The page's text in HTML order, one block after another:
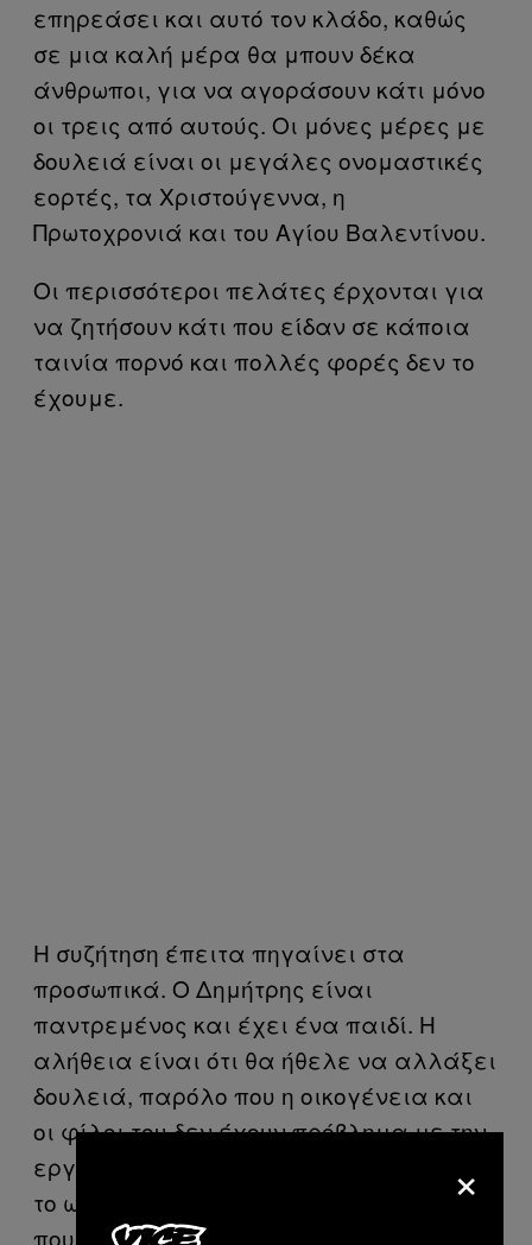
επηρεάσει και αυτό τον κλάδο, καθώς
σε μια καλή μέρα θα μπουν δέκα
άνθρωποι, για να αγοράσουν κάτι μόνο
οι τρεις από αυτούς. Οι μόνες μέρες με
δουλειά είναι οι μεγάλες ονομαστικές
εορτές, τα Χριστούγεννα, η
Πρωτοχρονιά και του Αγίου Βαλεντίνου.
Οι περισσότεροι πελάτες έρχονται για
να ζητήσουν κάτι που είδαν σε κάποια
ταινία πορνό και πολλές φορές δεν το
έχουμε.
Η συζήτηση έπειτα πηγαίνει στα
προσωπικά. Ο Δημήτρης είναι
παντρεμένος και έχει ένα παιδί. Η
αλήθεια είναι ότι θα ήθελε να αλλάξει
δουλειά, παρόλο που η οικογένεια και
οι φίλοι του δεν έχουν πρόβλημα με την
εργασία του. Ένας βασικός λόγος είναι
το ωράριο των καταστημάτων αυτών,
που είναι 12ωρο: από τις 11 το πρωί
×